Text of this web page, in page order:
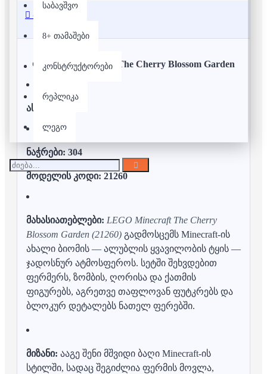
საბავშვო
8+ თამაშები
კონსტრუქტორები
რეპლიკა
ლეგო
აღწერა
ლეგო - Minecraft – The Cherry Blossom Garden
ასაკი:
ნაჭრები: 304
მოდელის კოდი: 21260
მახასიათებლები: LEGO Minecraft The Cherry
Blossom Garden (21260) გადმოსცემს Minecraft-ის
ახალი ბიომის — ალუბლის ყვავილობის ტყის —
ჯადოსნურ ატმოსფეროს. სეტში შეხვდებით
ფერმერს, ზომბის, ღორისა და ქათმის
ფიგურებს, აგრეთვე თაფლოვან ფუტკრებს და
ბლოკურ დეტალებს ნათელ ფერებში.
მიზანი: ააგე შენი მშვიდი ბაღი Minecraft-ის
სტილში, სადაც შეგიძლია ფერმის მოვლა,